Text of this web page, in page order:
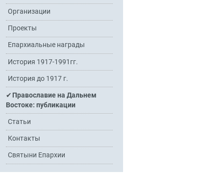
Организации
Проекты
Епархиальные награды
История 1917-1991гг.
История до 1917 г.
Православие на Дальнем
Востоке: публикации
Статьи
Контакты
Святыни Епархии